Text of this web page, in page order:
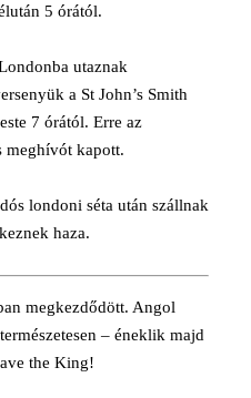
5 órától.
utaznak
a St John’s Smith
7 órától. Erre az
kapott.
londoni séta után szállnak
haza.
megkezdődött. Angol
– éneklik majd
the King!